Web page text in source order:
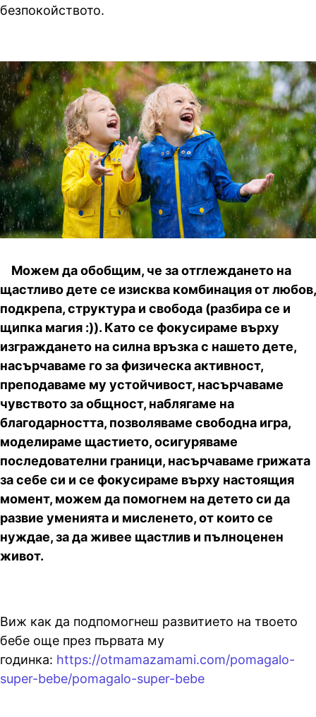
безпокойството.
Можем да обобщим, че за отглеждането на
щастливо дете се изисква комбинация от любов,
подкрепа, структура и свобода (разбира се и
щипка магия :)). Като се фокусираме върху
изграждането на силна връзка с нашето дете,
насърчаваме го за физическа активност,
преподаваме му устойчивост, насърчаваме
чувството за общност, наблягаме на
благодарността, позволяваме свободна игра,
моделираме щастието, осигуряваме
последователни граници, насърчаваме грижата
за себе си и се фокусираме върху настоящия
момент, можем да помогнем на детето си да
развие уменията и мисленето, от които се
нуждае, за да живее щастлив и пълноценен
живот.
Виж как да подпомогнеш развитието на твоето
бебе още през първата му
годинка: https://otmamazamami.com/pomagalo-
super-bebe/pomagalo-super-bebe